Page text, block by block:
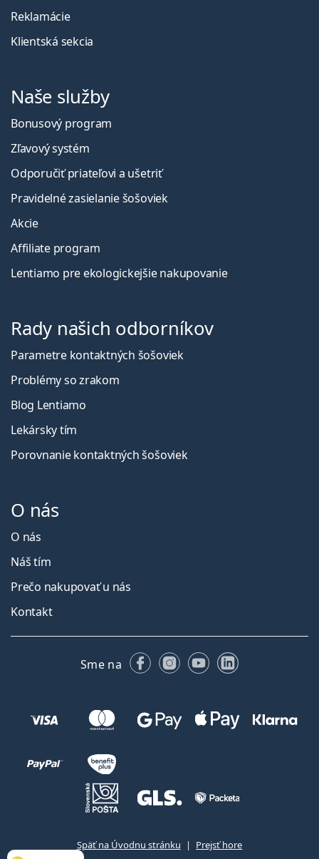
Reklamácie
Klientská sekcia
Naše služby
Bonusový program
Zľavový systém
Odporučiť priateľovi a ušetriť
Pravidelné zasielanie šošoviek
Akcie
Affiliate program
Lentiamo pre ekologickejšie nakupovanie
Rady našich odborníkov
Parametre kontaktných šošoviek
Problémy so zrakom
Blog Lentiamo
Lekársky tím
Porovnanie kontaktných šošoviek
O nás
O nás
Náš tím
Prečo nakupovať u nás
Kontakt
Sme na FacebookuInstagrame
YouTubeLinkedIn
Späť na Úvodnu stránku Prejsť hore